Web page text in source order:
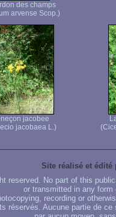
des champs
arvense Scop.)
jacobee
jacobaea L.)
Site réalisé et édité
reserved. No part of this
or transmitted in any
recording or
réservés. Aucune partie de